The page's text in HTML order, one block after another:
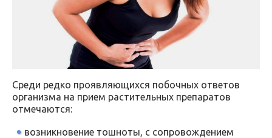
Среди редко проявляющихся побочных ответов
организма на прием растительных препаратов
отмечаются:
возникновение тошноты, с сопровождением